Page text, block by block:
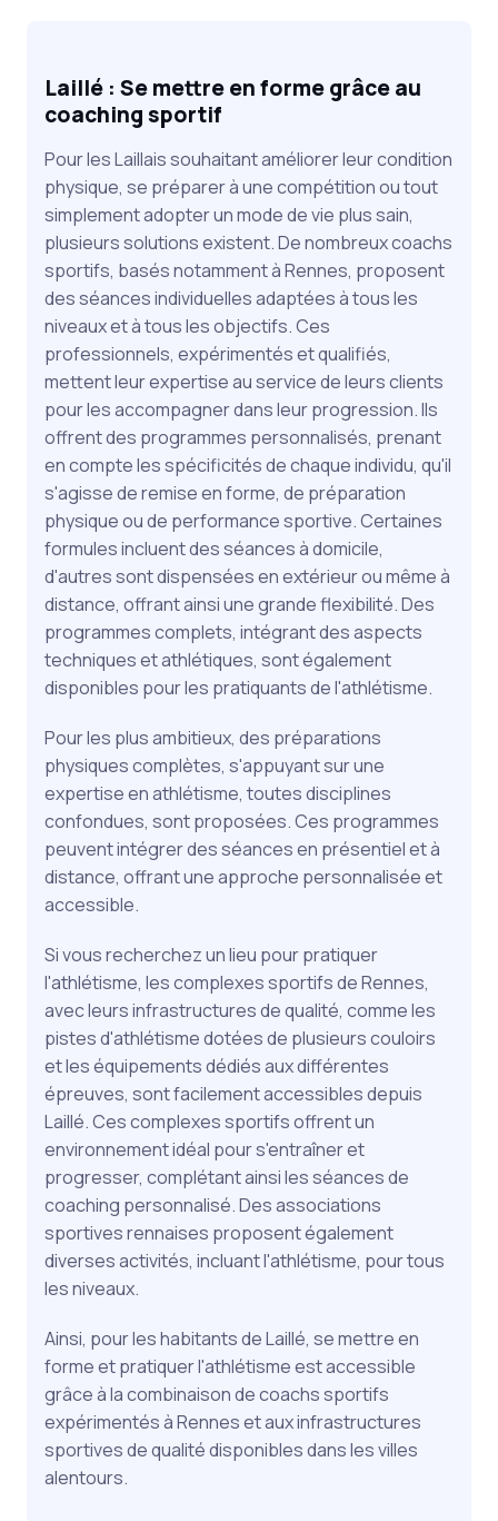
Laillé : Se mettre en forme grâce au
coaching sportif
Pour les Laillais souhaitant améliorer leur condition
physique, se préparer à une compétition ou tout
simplement adopter un mode de vie plus sain,
plusieurs solutions existent. De nombreux coachs
sportifs, basés notamment à Rennes, proposent
des séances individuelles adaptées à tous les
niveaux et à tous les objectifs. Ces
professionnels, expérimentés et qualifiés,
mettent leur expertise au service de leurs clients
pour les accompagner dans leur progression. Ils
offrent des programmes personnalisés, prenant
en compte les spécificités de chaque individu, qu'il
s'agisse de remise en forme, de préparation
physique ou de performance sportive. Certaines
formules incluent des séances à domicile,
d'autres sont dispensées en extérieur ou même à
distance, offrant ainsi une grande flexibilité. Des
programmes complets, intégrant des aspects
techniques et athlétiques, sont également
disponibles pour les pratiquants de l'athlétisme.
Pour les plus ambitieux, des préparations
physiques complètes, s'appuyant sur une
expertise en athlétisme, toutes disciplines
confondues, sont proposées. Ces programmes
peuvent intégrer des séances en présentiel et à
distance, offrant une approche personnalisée et
accessible.
Si vous recherchez un lieu pour pratiquer
l'athlétisme, les complexes sportifs de Rennes,
avec leurs infrastructures de qualité, comme les
pistes d'athlétisme dotées de plusieurs couloirs
et les équipements dédiés aux différentes
épreuves, sont facilement accessibles depuis
Laillé. Ces complexes sportifs offrent un
environnement idéal pour s'entraîner et
progresser, complétant ainsi les séances de
coaching personnalisé. Des associations
sportives rennaises proposent également
diverses activités, incluant l'athlétisme, pour tous
les niveaux.
Ainsi, pour les habitants de Laillé, se mettre en
forme et pratiquer l'athlétisme est accessible
grâce à la combinaison de coachs sportifs
expérimentés à Rennes et aux infrastructures
sportives de qualité disponibles dans les villes
alentours.